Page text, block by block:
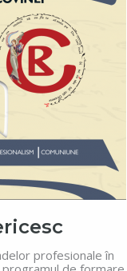
profesionale în